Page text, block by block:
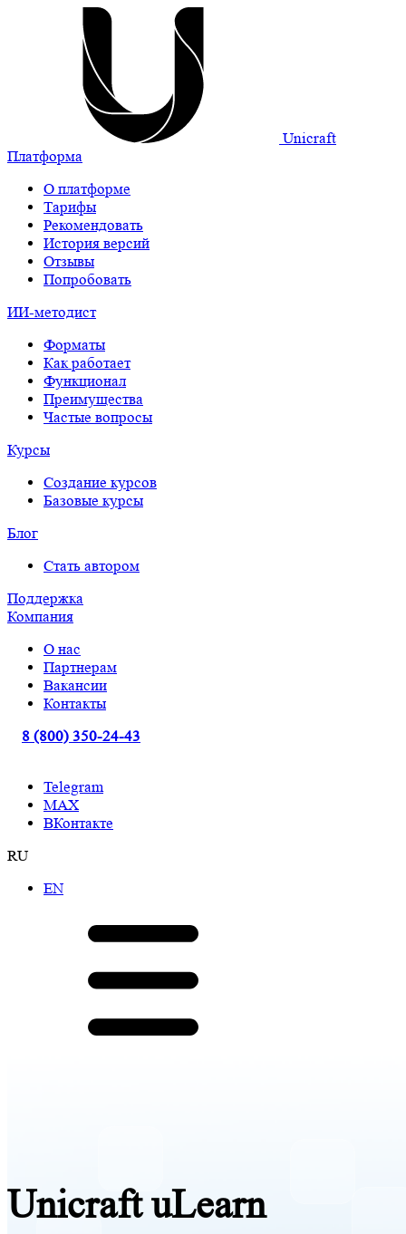
Unicraft
Платформа
О платформе
Тарифы
Рекомендовать
История версий
Отзывы
Попробовать
ИИ-методист
Форматы
Как работает
Функционал
Преимущества
Частые вопросы
Курсы
Создание курсов
Базовые курсы
Блог
Стать автором
Поддержка
Компания
О нас
Партнерам
Вакансии
Контакты
8 (800) 350-24-43
Telegram
МАХ
ВКонтакте
RU
EN
Unicraft uLearn